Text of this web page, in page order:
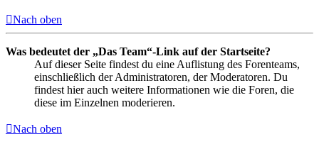
Nach oben
Was bedeutet der „Das Team“-Link auf der Startseite?
Auf dieser Seite findest du eine Auflistung des Forenteams,
einschließlich der Administratoren, der Moderatoren. Du
findest hier auch weitere Informationen wie die Foren, die
diese im Einzelnen moderieren.
Nach oben